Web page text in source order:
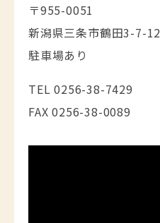
〒955-0051
新潟県三条市鶴田3-7-12
駐車場あり
TEL 0256-38-7429
FAX 0256-38-0089